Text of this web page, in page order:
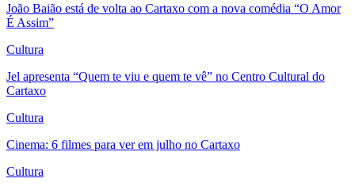
João Baião está de volta ao Cartaxo com a nova comédia “O Amor
É Assim”
Cultura
Jel apresenta “Quem te viu e quem te vê” no Centro Cultural do
Cartaxo
Cultura
Cinema: 6 filmes para ver em julho no Cartaxo
Cultura